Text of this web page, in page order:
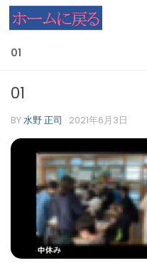
コンテンツへスキップ
01
01
BY水野 正司 · 2021年6月3日